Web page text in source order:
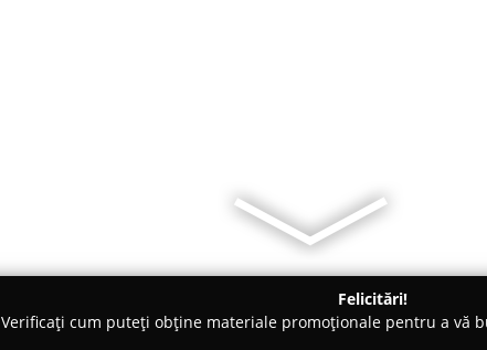
Felicitări!
Verificați cum puteți obține materiale promoționale pentru a vă